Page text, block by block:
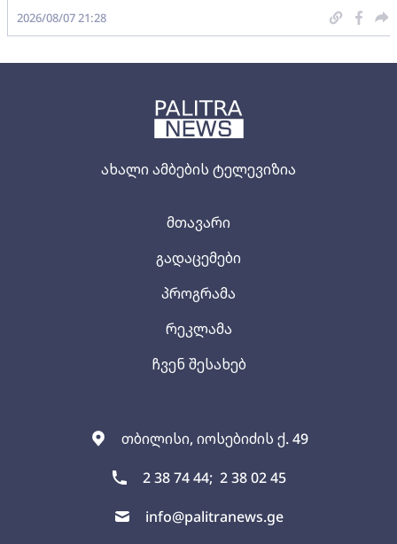
ახალი ამბების ტელევიზია
თბილისი, იოსებიძის ქ. 49
2 38 74 44; 2 38 02 45
info@palitranews.ge
მთავარი
გადაცემები
პროგრამა
რეკლამა
ჩვენ შესახებ
2026/08/07 21:28